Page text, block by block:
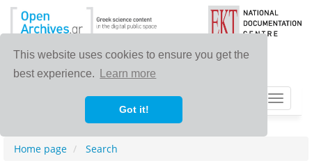
This website uses cookies to ensure you get the
best experience.
Learn more
Got it!
Toggle
Home page Search